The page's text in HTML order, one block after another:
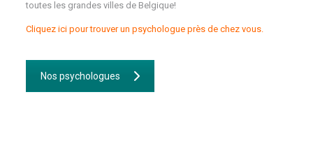
toutes les grandes villes de Belgique!
Cliquez ici pour trouver un psychologue près de chez vous.
Nos psychologues